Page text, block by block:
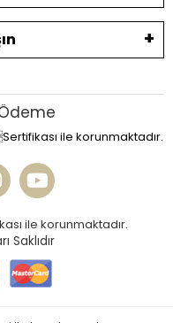
ile korunmaktadır.
ile korunmaktadır.
Saklıdır